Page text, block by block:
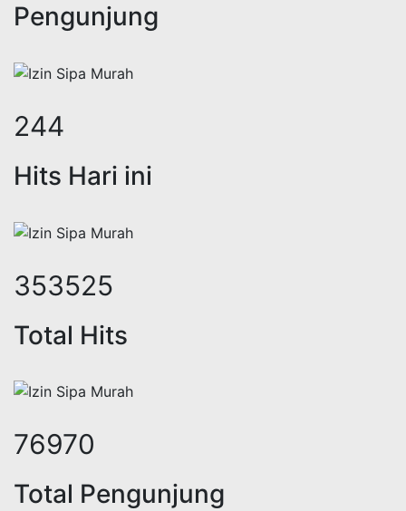
Pengunjung
322
Hits Hari ini
469947
Total Hits
102318
Total Pengunjung